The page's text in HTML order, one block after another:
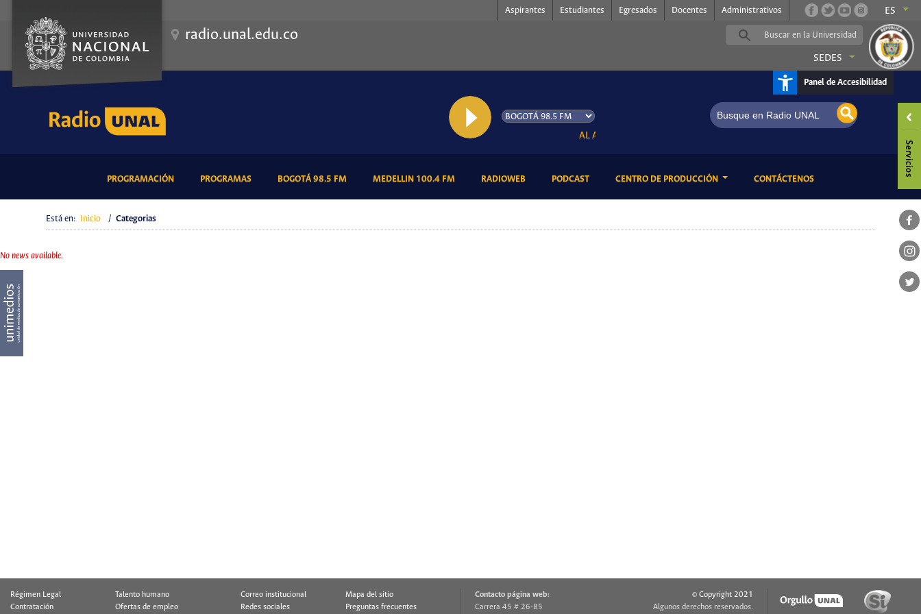
Aspirantes Estudiantes Egresados Docentes Administrativos ES
radio.unal.edu.co
SEDES
Panel de Accesibilidad
AL AIRE: Latin Jazz
PROGRAMACIÓN(CURRENT)PROGRAMAS(CURRENT)BOGOTÁ 98.5 FM(CURRENT)MEDELLIN 100.4 FM(CURRENT)RADIOWEB(CURRENT)PODCAST(CURRENT)CENTRO DE PRODUCCIÓN CONTÁCTENOS(CURRENT)
Está en: Inicio / Categorias
No news available.
Régimen Legal
Talento humano
Contratación
Ofertas de empleo
Correo institucional
Mapa del sitio
Redes sociales
Preguntas frecuentes
Contacto página web:
Carrera 45 # 26-85
© Copyright 2021
Algunos derechos reservados.